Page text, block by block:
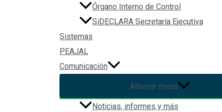
Órgano Interno de Control
SiDECLARA Secretaría Ejecutiva
Sistemas
PEAJAL
Comunicación
Alternar menú
Noticias, informes y más
Categories:Corrupteca, Disminuir la arbitrariedad en la